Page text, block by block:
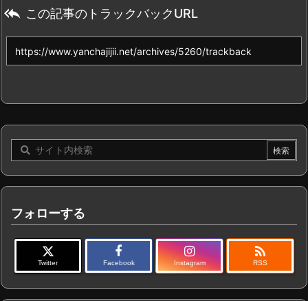
 この記事のトラックバックURL
フォローする
Twitter Facebook Instagram

RSS